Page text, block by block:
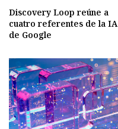
Discovery Loop reúne a
cuatro referentes de la IA
de Google